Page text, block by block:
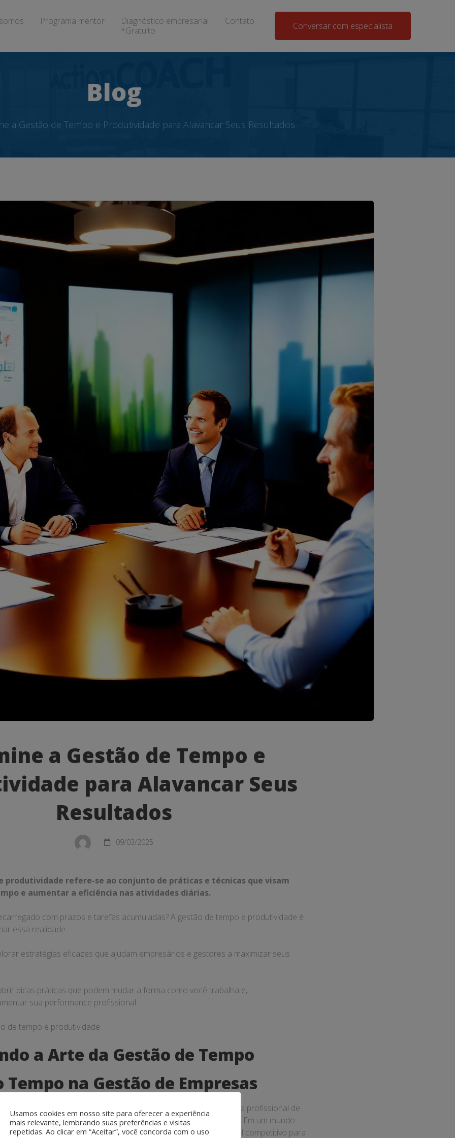
Programa mentor
Diagnóstico empresarial
*Gratuito
Contato Conversar com especialista
Blog
a Gestão de Tempo e Produtividade para Alavancar Seus Resultados
a Gestão de Tempo e
para Alavancar Seus
Resultados
09/03/2025
produtividade refere-se ao conjunto de práticas e técnicas que visam
e aumentar a eficiência nas atividades diárias.
com prazos e tarefas acumuladas? A gestão de tempo e produtividade é
essa realidade.
estratégias eficazes que ajudam empresários e gestores a maximizar seus
dicas práticas que podem mudar a forma como você trabalha e,
sua performance profissional.
a Arte da Gestão de Tempo
Tempo na Gestão de Empresas
é uma habilidade essencial que pode transformar não apenas a vida profissional de
o desempenho de uma gestão de empresascomo um todo. Em um mundo
saber como organizar e priorizar tarefas se torna um diferencial competitivo para
Usamos cookies em nosso site para oferecer a experiência
mais relevante, lembrando suas preferências e visitas
repetidas. Ao clicar em “Aceitar”, você concorda com o uso